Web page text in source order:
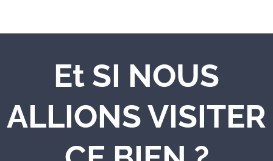
Et SI NOUS
ALLIONS VISITER